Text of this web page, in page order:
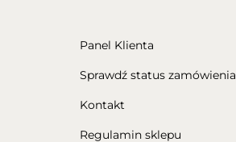
Panel Klienta
Sprawdź status zamówienia
Kontakt
Regulamin sklepu